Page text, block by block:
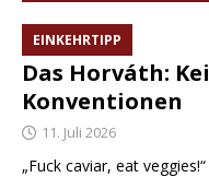
EINKEHRTIPP
Das Horváth:
Konventionen
11. Juli 2026
„Fuck caviar, eat